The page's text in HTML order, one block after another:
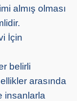
almış olması
.
İçin
belirli
arasında
insanlarla